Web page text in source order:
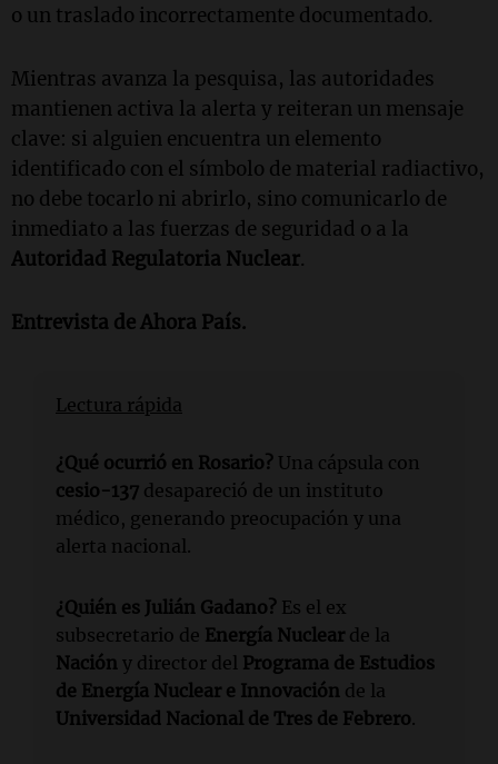
o un traslado incorrectamente documentado.
Mientras avanza la pesquisa, las autoridades
mantienen activa la alerta y reiteran un mensaje
clave: si alguien encuentra un elemento
identificado con el símbolo de material radiactivo,
no debe tocarlo ni abrirlo, sino comunicarlo de
inmediato a las fuerzas de seguridad o a la
Autoridad Regulatoria Nuclear.
Entrevista de Ahora País.
Lectura rápida
¿Qué ocurrió en Rosario? Una cápsula con
cesio-137 desapareció de un instituto
médico, generando preocupación y una
alerta nacional.
¿Quién es Julián Gadano? Es el ex
subsecretario de Energía Nuclear de la
Nación y director del Programa de Estudios
de Energía Nuclear e Innovación de la
Universidad Nacional de Tres de Febrero.